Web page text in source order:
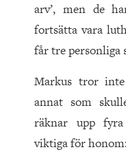
arv’, men de
fortsätta vara
får tre personliga
Markus tror
annat som
räknar upp
viktiga för honom: